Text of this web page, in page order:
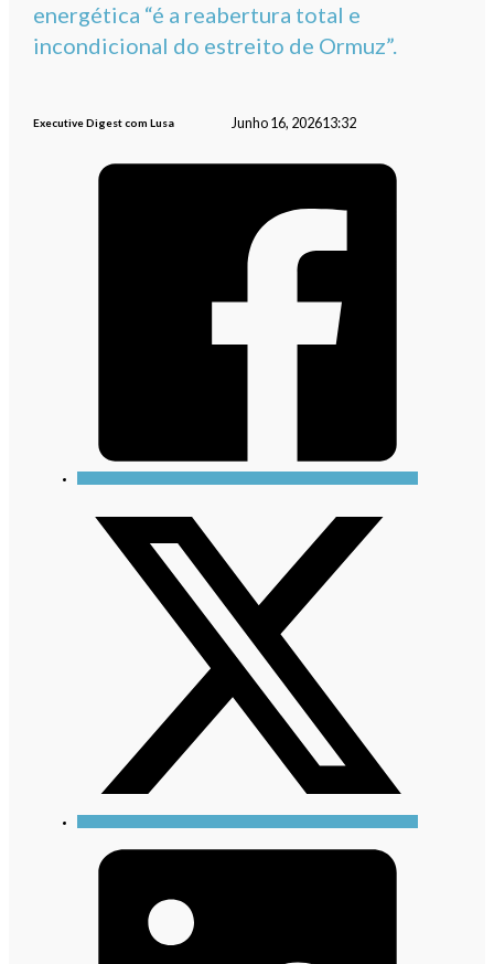
energética “é a reabertura total e
incondicional do estreito de Ormuz”.
Executive Digest com Lusa Junho 16, 202613:32